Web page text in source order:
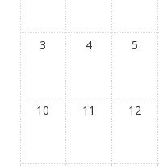
3 4 5
10 11 12